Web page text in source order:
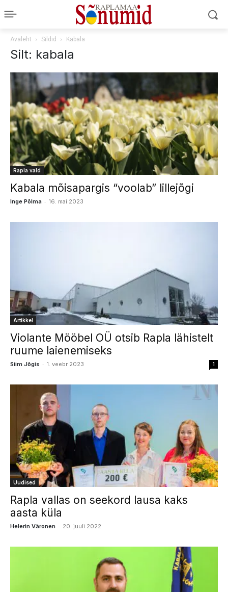
Avaleht Sildid Kabala
Silt: kabala
Rapla vald
Kabala mõisapargis “voolab” lillejõgi
Inge Põlma - 16. mai 2023
Artikkel
Violante Mööbel OÜ otsib Rapla lähistelt
ruume laienemiseks
Siim Jõgis - 1. veebr 2023 1
Uudised
Rapla vallas on seekord lausa kaks
aasta küla
Helerin Väronen - 20. juuli 2022